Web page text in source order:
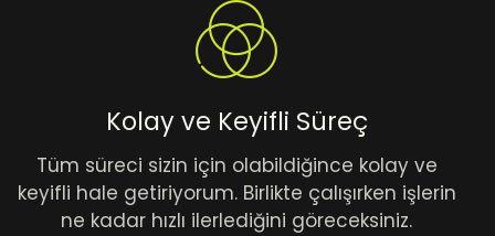
Kolay ve Keyifli Süreç
Tüm süreci sizin için olabildiğince kolay ve
keyifli hale getiriyorum. Birlikte çalışırken işlerin
ne kadar hızlı ilerlediğini göreceksiniz.